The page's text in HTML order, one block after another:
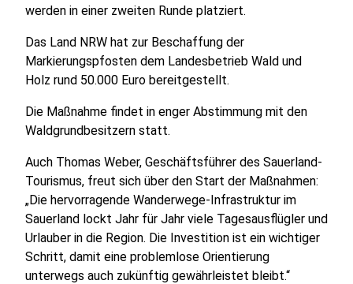
werden in einer zweiten Runde platziert.
Das Land NRW hat zur Beschaffung der
Markierungspfosten dem Landesbetrieb Wald und
Holz rund 50.000 Euro bereitgestellt.
Die Maßnahme findet in enger Abstimmung mit den
Waldgrundbesitzern statt.
Auch Thomas Weber, Geschäftsführer des Sauerland-
Tourismus, freut sich über den Start der Maßnahmen:
„Die hervorragende Wanderwege-Infrastruktur im
Sauerland lockt Jahr für Jahr viele Tagesausflügler und
Urlauber in die Region. Die Investition ist ein wichtiger
Schritt, damit eine problemlose Orientierung
unterwegs auch zukünftig gewährleistet bleibt.“